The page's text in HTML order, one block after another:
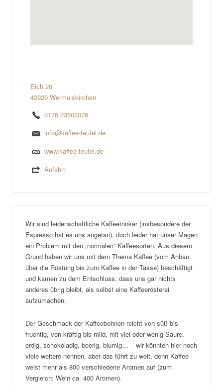
Eich 20
42929 Wermelskirchen
0176 23503078
info@kaffee-teufel.de
www.kaffee-teufel.de
Anfahrt
Wir sind leidenschaftliche Kaffeetrinker (insbesondere der
Espresso hat es uns angetan), doch leider hat unser Magen
ein Problem mit den „normalen“ Kaffeesorten. Aus diesem
Grund haben wir uns mit dem Thema Kaffee (vom Anbau
über die Röstung bis zum Kaffee in der Tasse) beschäftigt
und kamen zu dem Entschluss, dass uns gar nichts
anderes übrig bleibt, als selbst eine Kaffeerösterei
aufzumachen.
Der Geschmack der Kaffeebohnen reicht von süß bis
fruchtig, von kräftig bis mild, mit viel oder wenig Säure,
erdig, schokoladig, beerig, blumig… – wir könnten hier noch
viele weitere nennen, aber das führt zu weit, denn Kaffee
weist mehr als 800 verschiedene Aromen auf (zum
Vergleich: Wein ca. 400 Aromen).